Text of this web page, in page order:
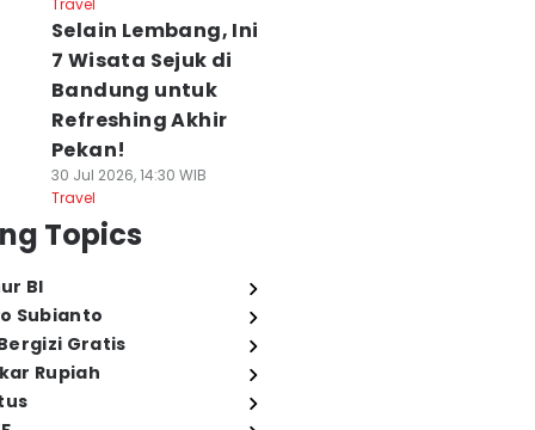
Travel
Selain Lembang, Ini
7 Wisata Sejuk di
Bandung untuk
Refreshing Akhir
Pekan!
30 Jul 2026, 14:30 WIB
Travel
Topics
BI
Subianto
Gratis
Rupiah